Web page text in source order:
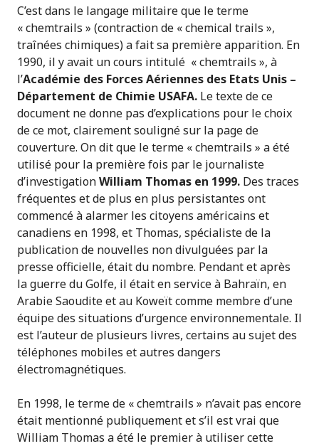
C’est dans le langage militaire que le terme
« chemtrails » (contraction de « chemical trails »,
traînées chimiques) a fait sa première apparition. En
1990, il y avait un cours intitulé « chemtrails », à
l’Académie des Forces Aériennes des Etats Unis –
Département de Chimie USAFA. Le texte de ce
document ne donne pas d’explications pour le choix
de ce mot, clairement souligné sur la page de
couverture. On dit que le terme « chemtrails » a été
utilisé pour la première fois par le journaliste
d’investigationWilliam Thomas en 1999. Des traces
fréquentes et de plus en plus persistantes ont
commencé à alarmer les citoyens américains et
canadiens en 1998, et Thomas, spécialiste de la
publication de nouvelles non divulguées par la
presse officielle, était du nombre. Pendant et après
la guerre du Golfe, il était en service à Bahraïn, en
Arabie Saoudite et au Koweït comme membre d’une
équipe des situations d’urgence environnementale. Il
est l’auteur de plusieurs livres, certains au sujet des
téléphones mobiles et autres dangers
électromagnétiques.
En 1998, le terme de « chemtrails » n’avait pas encore
était mentionné publiquement et s’il est vrai que
William Thomas a été le premier à utiliser cette